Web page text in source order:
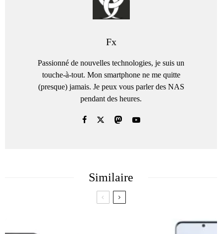
Fx
Passionné de nouvelles technologies, je suis un
touche-à-tout. Mon smartphone ne me quitte
(presque) jamais. Je peux vous parler des NAS
pendant des heures.
Similaire